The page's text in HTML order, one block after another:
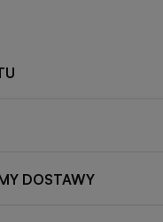
DOSTAWY